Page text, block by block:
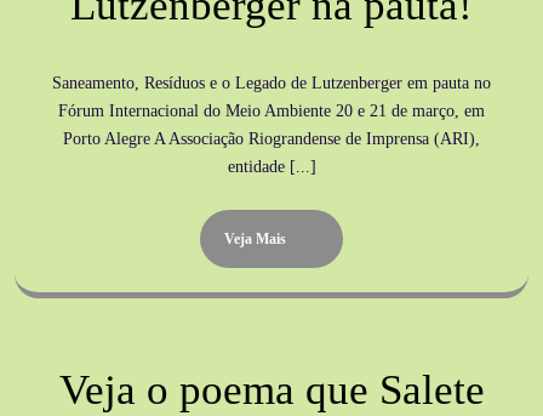
Saneamento, Resíduos e o Legado de Lutzenberger em pauta no
Fórum Internacional do Meio Ambiente 20 e 21 de março, em
Porto Alegre A Associação Riograndense de Imprensa (ARI),
entidade [...]
Veja Mais
Veja o poema que Salete